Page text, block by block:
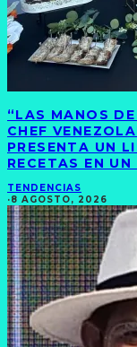
“LAS MANOS
CHEF
PRESENTA UN
RECETAS EN
TENDENCIAS
·8 AGOSTO, 2026